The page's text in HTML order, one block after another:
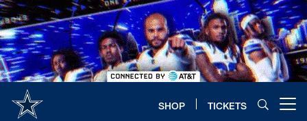
Skip
to
main
content
SHOP TICKETS